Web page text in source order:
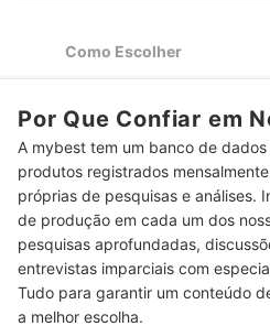
Para Uso Profissional, Escolha
4
Se Não Tem Força nos Pés,
Eletrônica com Acionamento
5
Se For Iniciante, Opte por
Ajuste de Pressão Automático
6
Para Agilizar a Costura, Prefira
como Corte Automático de
Top 10 Melhores Máquinas de
Como Escolher
Por Que Confiar em
A mybest tem um banco de
produtos registrados
próprias de pesquisas e análises.
de produção em cada um dos
pesquisas aprofundadas,
entrevistas imparciais com
Tudo para garantir um conteúdo
a melhor escolha.